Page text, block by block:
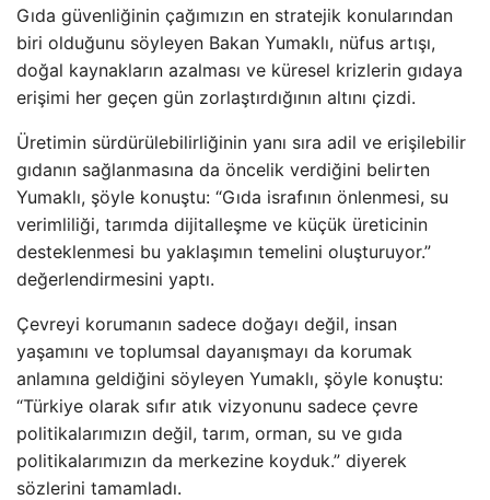
Gıda güvenliğinin çağımızın en stratejik konularından
biri olduğunu söyleyen Bakan Yumaklı, nüfus artışı,
doğal kaynakların azalması ve küresel krizlerin gıdaya
erişimi her geçen gün zorlaştırdığının altını çizdi.
Üretimin sürdürülebilirliğinin yanı sıra adil ve erişilebilir
gıdanın sağlanmasına da öncelik verdiğini belirten
Yumaklı, şöyle konuştu: “Gıda israfının önlenmesi, su
verimliliği, tarımda dijitalleşme ve küçük üreticinin
desteklenmesi bu yaklaşımın temelini oluşturuyor.”
değerlendirmesini yaptı.
Çevreyi korumanın sadece doğayı değil, insan
yaşamını ve toplumsal dayanışmayı da korumak
anlamına geldiğini söyleyen Yumaklı, şöyle konuştu:
“Türkiye olarak sıfır atık vizyonunu sadece çevre
politikalarımızın değil, tarım, orman, su ve gıda
politikalarımızın da merkezine koyduk.” diyerek
sözlerini tamamladı.